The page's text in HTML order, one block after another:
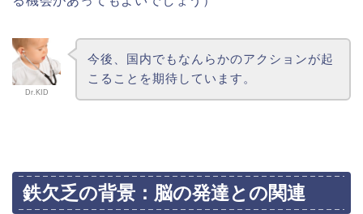
Dr.KID
今後、国内でもなんらかのアクションが起
こることを期待しています。
鉄欠乏の背景：脳の発達との関連